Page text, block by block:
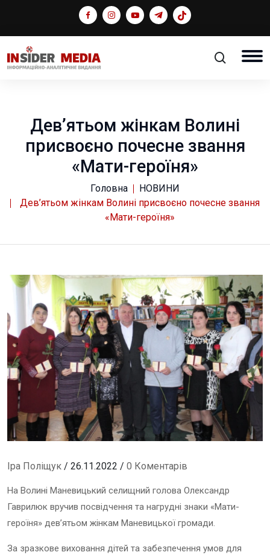
Дев’ятьом жінкам Волині
присвоєно почесне звання
«Мати-героїня»
Головна
НОВИНИ
Дев’ятьом жінкам Волині присвоєно почесне звання
«Мати-героїня»
Іра Поліщук / 26.11.2022 / 0 Коментарів
На Волині Маневицький селищний голова Олександр
Гаврилюк вручив посвідчення та нагрудні знаки «Мати-
героїня» дев’ятьом жінкам Маневицької громади.
За зразкове виховання дітей та забезпечення умов для